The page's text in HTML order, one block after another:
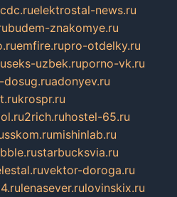
elektrostal-news.ru
budem-znakomye.ru
emfire.rupro-otdelky.ru
seks-uzbek.ruporno-vk.ru
dosug.ruadonyev.ru
krospr.ru
2rich.ruhostel-65.ru
mishinlab.ru
starbucksvia.ru
vektor-doroga.ru
lenasever.rulovinskix.ru